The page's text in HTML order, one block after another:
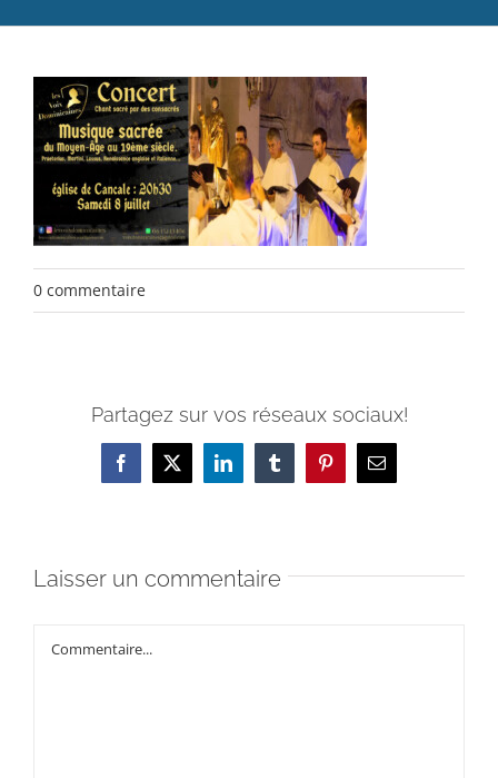
Servir et aimer
Adultes, jeunes et famille
Actualités
Contact
0 commentaire
Partagez sur vos réseaux sociaux!
Facebook
X LinkedInTumblrPinterestEmail
Laisser un commentaire
Commentaire